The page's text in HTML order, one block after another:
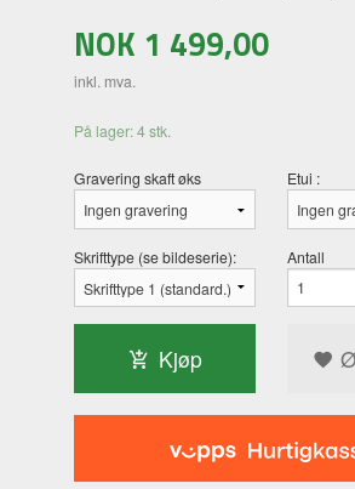
NOK 1 499,00
inkl. mva.
På lager: 4 stk.
Gravering skaft øks Etui :
Skrifttype (se bildeserie): Antall
Kjøp